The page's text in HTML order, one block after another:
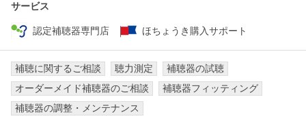
サービス
認定補聴器専門店 ほちょうき購入サポート
補聴に関するご相談 聴力測定
補聴器の試聴
オーダーメイド補聴器のご相談
補聴器フィッティング
補聴器の調整・メンテナンス